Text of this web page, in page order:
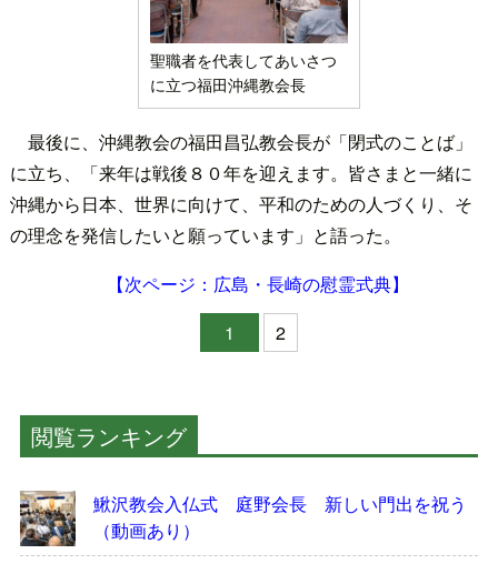
聖職者を代表してあいさつ
に立つ福田沖縄教会長
最後に、沖縄教会の福田昌弘教会長が「閉式のことば」
に立ち、「来年は戦後８０年を迎えます。皆さまと一緒に
沖縄から日本、世界に向けて、平和のための人づくり、そ
の理念を発信したいと願っています」と語った。
【次ページ：広島・長崎の慰霊式典】
1
2
閲覧ランキング
鰍沢教会入仏式 庭野会長 新しい門出を祝う
（動画あり）